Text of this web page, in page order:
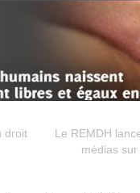
droit
Le REMDH
médias